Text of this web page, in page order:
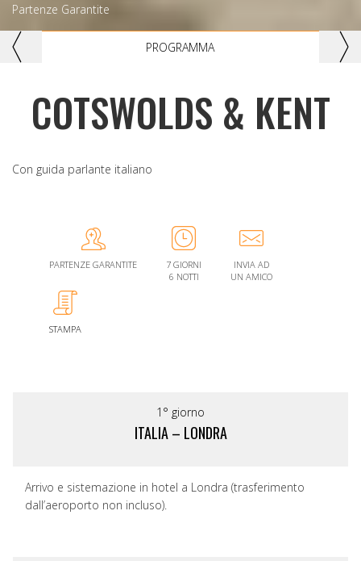
Partenze Garantite
PROGRAMMA
COTSWOLDS & KENT
Con guida parlante italiano
PARTENZE GARANTITE
7 GIORNI
6 NOTTI
INVIA AD
UN AMICO
STAMPA
1° giorno
ITALIA – LONDRA
Arrivo e sistemazione in hotel a Londra (trasferimento
dall’aeroporto non incluso).